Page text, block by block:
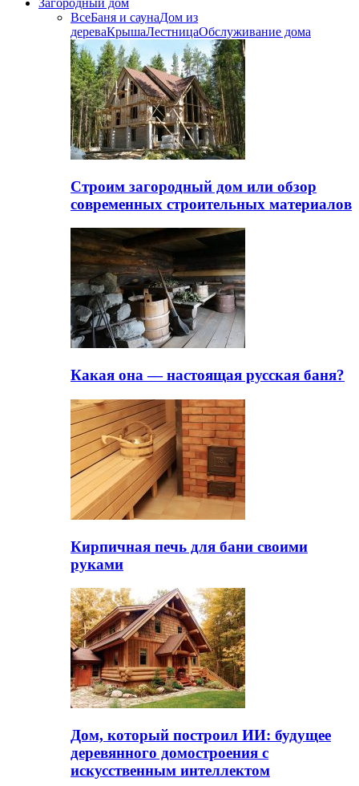
Загородный дом
ВсеБаня и саунаДом из
дереваКрышаЛестницаОбслуживание дома
Строим загородный дом или обзор
современных строительных материалов
Какая она — настоящая русская баня?
Кирпичная печь для бани своими
руками
Дом, который построил ИИ: будущее
деревянного домостроения с
искусственным интеллектом